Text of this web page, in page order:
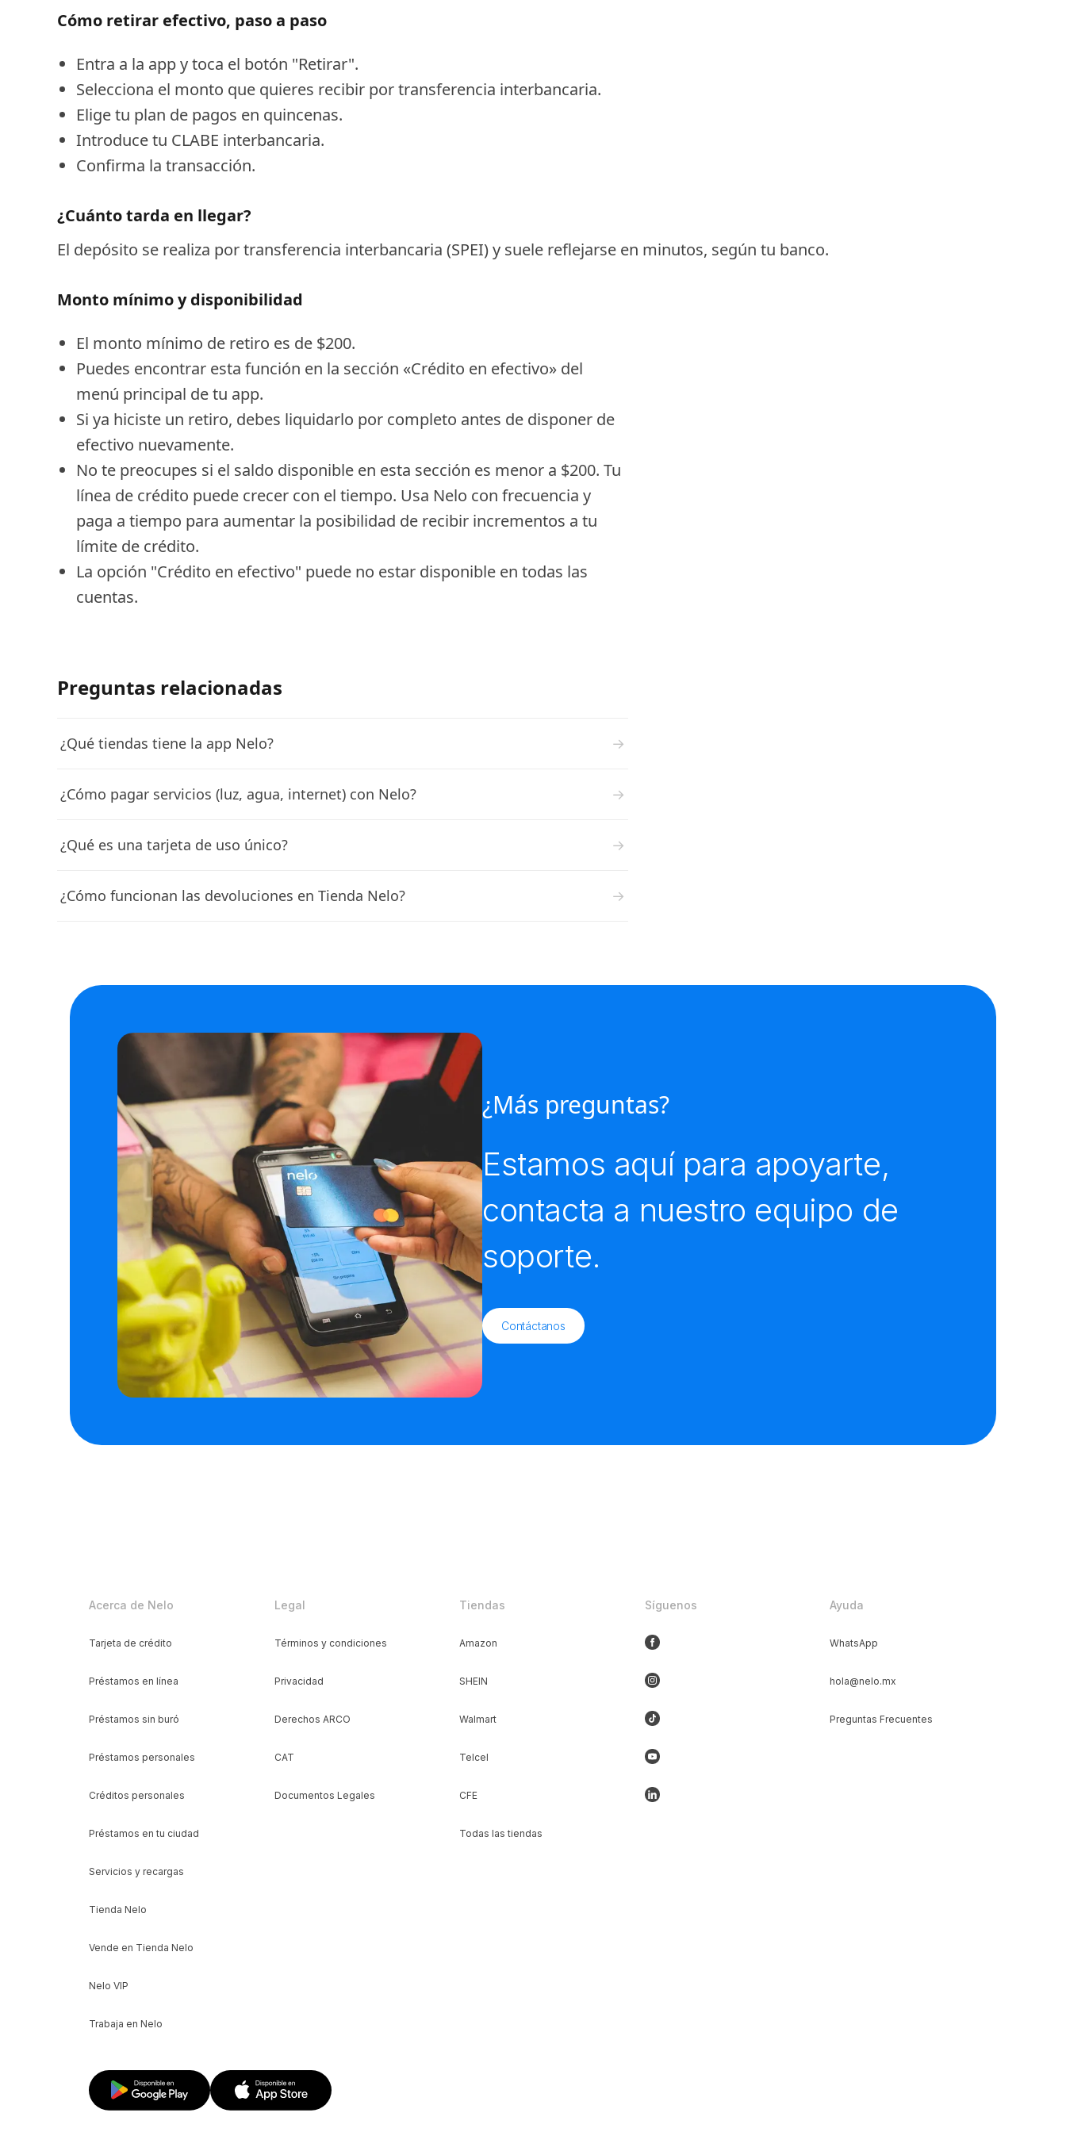
Cómo retirar efectivo, paso a paso
Entra a la app y toca el botón "Retirar".
Selecciona el monto que quieres recibir por transferencia interbancaria.
Elige tu plan de pagos en quincenas.
Introduce tu CLABE interbancaria.
Confirma la transacción.
¿Cuánto tarda en llegar?
El depósito se realiza por transferencia interbancaria (SPEI) y suele reflejarse en minutos, según tu banco.
Monto mínimo y disponibilidad
El monto mínimo de retiro es de $200.
Puedes encontrar esta función en la sección «Crédito en efectivo» del
menú principal de tu app.
Si ya hiciste un retiro, debes liquidarlo por completo antes de disponer de
efectivo nuevamente.
No te preocupes si el saldo disponible en esta sección es menor a $200. Tu
línea de crédito puede crecer con el tiempo. Usa Nelo con frecuencia y
paga a tiempo para aumentar la posibilidad de recibir incrementos a tu
límite de crédito.
La opción "Crédito en efectivo" puede no estar disponible en todas las
cuentas.
Preguntas relacionadas
¿Qué tiendas tiene la app Nelo? →
¿Cómo pagar servicios (luz, agua, internet) con Nelo? →
¿Qué es una tarjeta de uso único? →
¿Cómo funcionan las devoluciones en Tienda Nelo? →
¿Más preguntas?
Estamos aquí para apoyarte,
contacta a nuestro equipo de
soporte.
Contáctanos
Acerca de Nelo
Tarjeta de crédito
Préstamos en línea
Préstamos sin buró
Préstamos personales
Créditos personales
Préstamos en tu ciudad
Servicios y recargas
Tienda Nelo
Vende en Tienda Nelo
Nelo VIP
Trabaja en Nelo
Legal
Términos y condiciones
Privacidad
Derechos ARCO
CAT
Documentos Legales
Tiendas
Amazon
SHEIN
Walmart
Telcel
CFE
Todas las tiendas
Síguenos Ayuda
WhatsApp
hola@nelo.mx
Preguntas Frecuentes